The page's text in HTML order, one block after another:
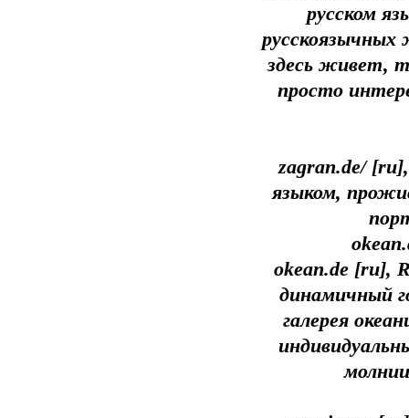
русском
здесь живет,
просто
zagran.de/
языком,
okean.de [ru],
динамичный
галерея